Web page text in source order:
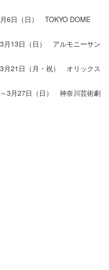
6日（日） TOKYO DOME
月13日（日） アルモニーサン
月21日（月・祝） オリックス
3月27日（日） 神奈川芸術劇